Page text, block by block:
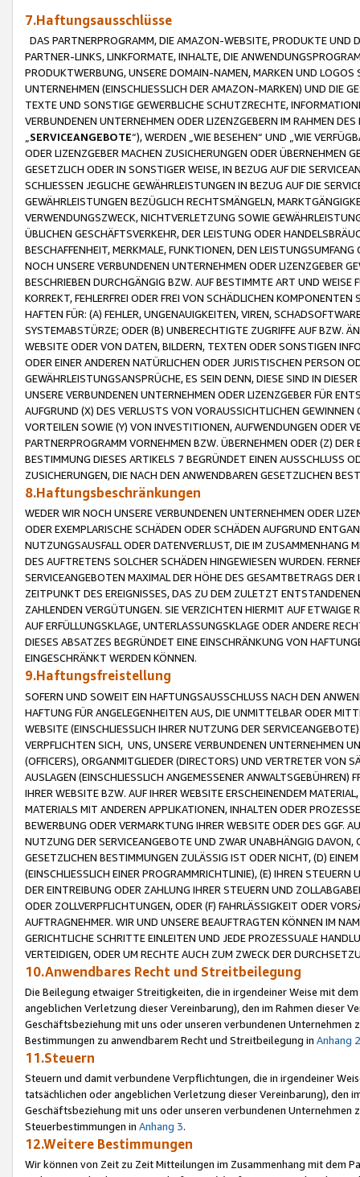
7.Haftungsausschlüsse
DAS PARTNERPROGRAMM, DIE AMAZON-WEBSITE, PRODUKTE UND
PARTNER-LINKS, LINKFORMATE, INHALTE, DIE
PRODUKTWERBUNG, UNSERE DOMAIN-NAMEN, MARKEN UND
UNTERNEHMEN (EINSCHLIESSLICH DER AMAZON-MARKEN) UND DIE
TEXTE UND SONSTIGE GEWERBLICHE SCHUTZRECHTE,
VERBUNDENEN UNTERNEHMEN ODER LIZENZGEBERN IM RAHMEN
SERVICEANGEBOTE“), WERDEN „WIE BESEHEN“ UND „WIE
ODER LIZENZGEBER MACHEN ZUSICHERUNGEN ODER ÜBERNEHMEN
GESETZLICH ODER IN SONSTIGER WEISE, IN BEZUG AUF DIE
SCHLIESSEN JEGLICHE GEWÄHRLEISTUNGEN IN BEZUG AUF DIE
GEWÄHRLEISTUNGEN BEZÜGLICH RECHTSMÄNGELN,
VERWENDUNGSZWECK, NICHTVERLETZUNG SOWIE
ÜBLICHEN GESCHÄFTSVERKEHR, DER LEISTUNG ODER
BESCHAFFENHEIT, MERKMALE, FUNKTIONEN, DEN
NOCH UNSERE VERBUNDENEN UNTERNEHMEN ODER LIZENZGEBER
BESCHRIEBEN DURCHGÄNGIG BZW. AUF BESTIMMTE ART UND
KORREKT, FEHLERFREI ODER FREI VON SCHÄDLICHEN
HAFTEN FÜR: (A) FEHLER, UNGENAUIGKEITEN, VIREN,
SYSTEMABSTÜRZE; ODER (B) UNBERECHTIGTE ZUGRIFFE AUF BZW.
WEBSITE ODER VON DATEN, BILDERN, TEXTEN ODER SONSTIGEN
ODER EINER ANDEREN NATÜRLICHEN ODER JURISTISCHEN PERSON
GEWÄHRLEISTUNGSANSPRÜCHE, ES SEIN DENN, DIESE SIND IN
UNSERE VERBUNDENEN UNTERNEHMEN ODER LIZENZGEBER FÜR
AUFGRUND (X) DES VERLUSTS VON VORAUSSICHTLICHEN
VORTEILEN SOWIE (Y) VON INVESTITIONEN, AUFWENDUNGEN ODER
PARTNERPROGRAMM VORNEHMEN BZW. ÜBERNEHMEN ODER (Z)
BESTIMMUNG DIESES ARTIKELS 7 BEGRÜNDET EINEN AUSSCHLUSS
ZUSICHERUNGEN, DIE NACH DEN ANWENDBAREN GESETZLICHEN
8.Haftungsbeschränkungen
WEDER WIR NOCH UNSERE VERBUNDENEN UNTERNEHMEN ODER
ODER EXEMPLARISCHE SCHÄDEN ODER SCHÄDEN AUFGRUND
NUTZUNGSAUSFALL ODER DATENVERLUST, DIE IM ZUSAMMENHANG
DES AUFTRETENS SOLCHER SCHÄDEN HINGEWIESEN WURDEN.
SERVICEANGEBOTEN MAXIMAL DER HÖHE DES GESAMTBETRAGS
ZEITPUNKT DES EREIGNISSES, DAS ZU DEM ZULETZT
ZAHLENDEN VERGÜTUNGEN. SIE VERZICHTEN HIERMIT AUF
AUF ERFÜLLUNGSKLAGE, UNTERLASSUNGSKLAGE ODER ANDERE
DIESES ABSATZES BEGRÜNDET EINE EINSCHRÄNKUNG VON
EINGESCHRÄNKT WERDEN KÖNNEN.
9.Haftungsfreistellung
SOFERN UND SOWEIT EIN HAFTUNGSAUSSCHLUSS NACH DEN
HAFTUNG FÜR ANGELEGENHEITEN AUS, DIE UNMITTELBAR ODER
WEBSITE (EINSCHLIESSLICH IHRER NUTZUNG DER
VERPFLICHTEN SICH, UNS, UNSERE VERBUNDENEN UNTERNEHMEN
(OFFICERS), ORGANMITGLIEDER (DIRECTORS) UND VERTRETER VON
AUSLAGEN (EINSCHLIESSLICH ANGEMESSENER
IHRER WEBSITE BZW. AUF IHRER WEBSITE ERSCHEINENDEM
MATERIALS MIT ANDEREN APPLIKATIONEN, INHALTEN ODER
BEWERBUNG ODER VERMARKTUNG IHRER WEBSITE ODER DES GGF.
NUTZUNG DER SERVICEANGEBOTE UND ZWAR UNABHÄNGIG
GESETZLICHEN BESTIMMUNGEN ZULÄSSIG IST ODER NICHT, (D)
(EINSCHLIESSLICH EINER PROGRAMMRICHTLINIE), (E) IHREN
DER EINTREIBUNG ODER ZAHLUNG IHRER STEUERN UND
ODER ZOLLVERPFLICHTUNGEN, ODER (F) FAHRLÄSSIGKEIT ODER
AUFTRAGNEHMER. WIR UND UNSERE BEAUFTRAGTEN KÖNNEN IM
GERICHTLICHE SCHRITTE EINLEITEN UND JEDE PROZESSUALE
VERTEIDIGEN, ODER UM RECHTE AUCH ZUM ZWECK DER
10.Anwendbares Recht und Streitbeilegung
Die Beilegung etwaiger Streitigkeiten, die in irgendeiner Weise mit
angeblichen Verletzung dieser Vereinbarung), den im Rahmen dieser
Geschäftsbeziehung mit uns oder unseren verbundenen
Bestimmungen zu anwendbarem Recht und Streitbeilegung in Anhang 2
11.Steuern
Steuern und damit verbundene Verpflichtungen, die in irgendeiner
tatsächlichen oder angeblichen Verletzung dieser Vereinbarung), den
Geschäftsbeziehung mit uns oder unseren verbundenen
Steuerbestimmungen in Anhang 3.
12.Weitere Bestimmungen
Wir können von Zeit zu Zeit Mitteilungen im Zusammenhang mit dem